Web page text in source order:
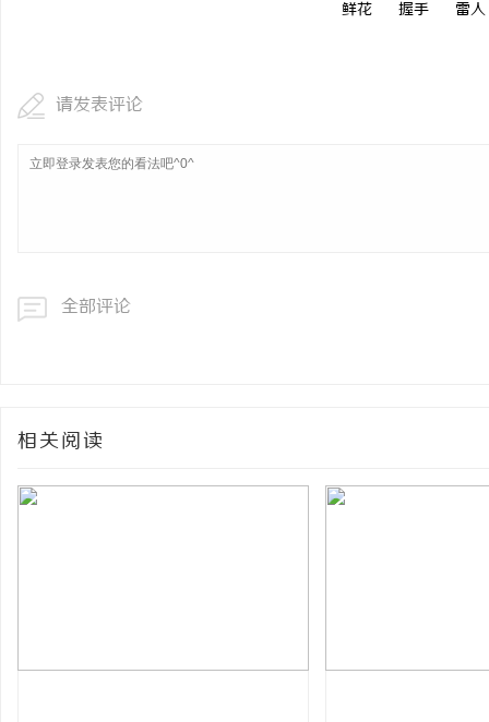
鲜花 握手 雷人
请发表评论
全部评论
相关阅读